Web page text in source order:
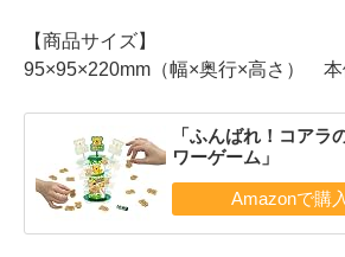
【商品サイズ】
95×95×220mm（幅×奥行×高さ） 本
「ふんばれ！コアラ
ワーゲーム」